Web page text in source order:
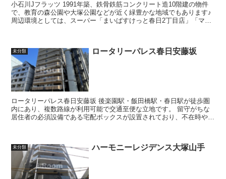
小石川Jフラッツ 1991年築、鉄骨鉄筋コンクリート造10階建の物件
で、教育の森公園や大塚公園などが近く緑豊かな地域でもあります♪
周辺環境としては、スーパー「まいばすけっと春日2丁目店」「マル
未分類 ロータリーパレス春日安藤坂
ロータリーパレス春日安藤坂 後楽園駅・飯田橋駅・春日駅が徒歩圏
内にあり、複数路線が利用可能で交通至便な立地です。 留守がちな
居住者の必須設備である宅配ボックスが設置されており、不在時や非
未分類 ハーモニーレジデンス大塚山手